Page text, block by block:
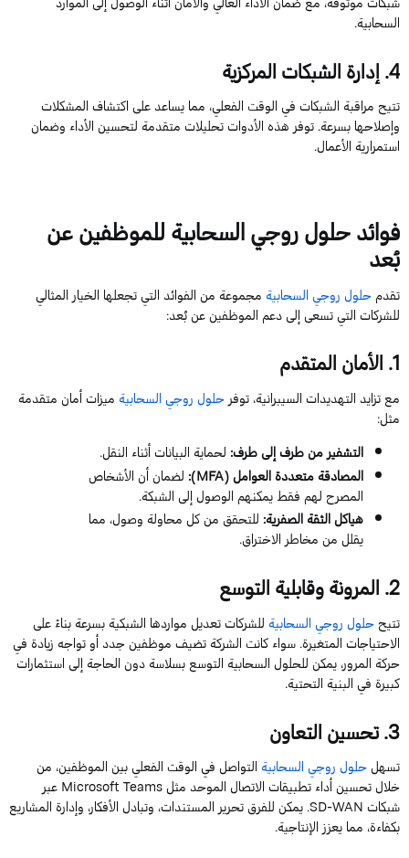
السحابية.
4. إدارة الشبكات المركزية
تتيح مراقبة الشبكات في الوقت الفعلي، مما يساعد على اكتشاف المشكلات
وإصلاحها بسرعة. توفر هذه الأدوات تحليلات متقدمة لتحسين الأداء وضمان
استمرارية الأعمال.
فوائد حلول روجي السحابية للموظفين عن
بُعد
تقدمحلول روجي السحابيةمجموعة من الفوائد التي تجعلها الخيار المثالي
للشركات التي تسعى إلى دعم الموظفين عن بُعد:
1. الأمان المتقدم
مع تزايد التهديدات السيبرانية، توفرحلول روجي السحابيةميزات أمان متقدمة
مثل:
التشفير من طرف إلى طرف: لحماية البيانات أثناء النقل.
المصادقة متعددة العوامل (MFA):
لضمان أن الأشخاص
المصرح لهم فقط يمكنهم الوصول إلى الشبكة.
هياكل الثقة الصفرية: للتحقق من كل محاولة وصول، مما
يقلل من مخاطر الاختراق.
2. المرونة وقابلية التوسع
تتيححلول روجي السحابيةللشركات تعديل مواردها الشبكية بسرعة بناءً على
الاحتياجات المتغيرة. سواء كانت الشركة تضيف موظفين جدد أو تواجه زيادة في
حركة المرور، يمكن للحلول السحابية التوسع بسلاسة دون الحاجة إلى استثمارات
كبيرة في البنية التحتية.
3. تحسين التعاون
تسهلحلول روجي السحابيةالتواصل في الوقت الفعلي بين الموظفين، من
خلال تحسين أداء تطبيقات الاتصال الموحد مثل Microsoft Teams عبر
شبكات SD-WAN. يمكن للفرق تحرير المستندات، وتبادل الأفكار، وإدارة المشاريع
بكفاءة، مما يعزز الإنتاجية.